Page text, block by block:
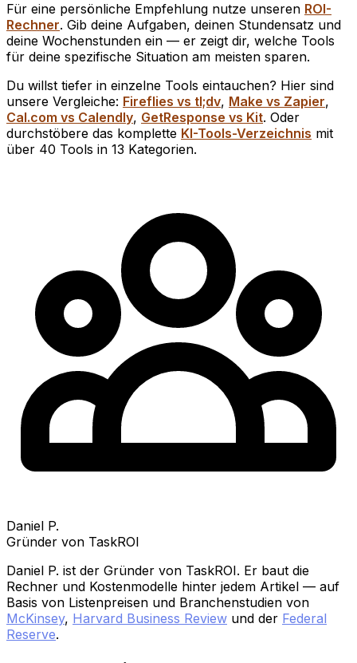
Für eine persönliche Empfehlung nutze unseren ROI-
Rechner. Gib deine Aufgaben, deinen Stundensatz und
deine Wochenstunden ein — er zeigt dir, welche Tools
für deine spezifische Situation am meisten sparen.
Du willst tiefer in einzelne Tools eintauchen? Hier sind
unsere Vergleiche: Fireflies vs tl;dv, Make vs Zapier,
Cal.com vs Calendly, GetResponse vs Kit. Oder
durchstöbere das komplette KI-Tools-Verzeichnis mit
über 40 Tools in 13 Kategorien.
Daniel P.
Gründer von TaskROI
Daniel P. ist der Gründer von TaskROI. Er baut die
Rechner und Kostenmodelle hinter jedem Artikel — auf
Basis von Listenpreisen und Branchenstudien von
McKinsey, Harvard Business Review und der Federal
Reserve.